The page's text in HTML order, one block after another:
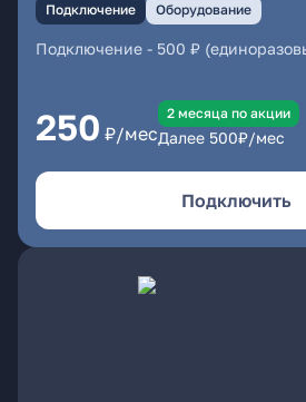
Подключение Оборудование
Подключение - 500 ₽
250 ₽/мес
2 месяцa по акции
Далее 500₽/мес
Подключить